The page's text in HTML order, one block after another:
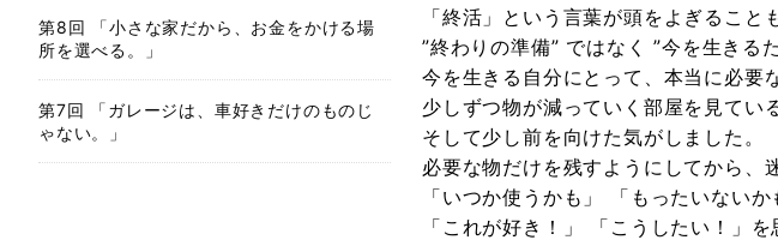
「終活」という言葉が頭をよぎるこ
”終わりの準備” ではなく ”今を生きる
今を生きる自分にとって、本当に必要
少しずつ物が減っていく部屋を見てい
そして少し前を向けた気がしました。
必要な物だけを残すようにしてから、
「いつか使うかも」 「もったいない
「これが好き！」 「こうしたい！」を
第8回 「小さな家だから、お金をかける場
所を選べる。」
第7回 「ガレージは、車好きだけのものじ
ゃない。」